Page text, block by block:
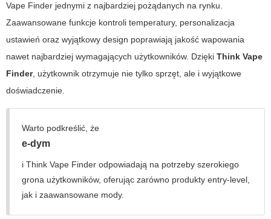
Vape Finder jednymi z najbardziej pożądanych na rynku.
Zaawansowane funkcje kontroli temperatury, personalizacja
ustawień oraz wyjątkowy design poprawiają jakość wapowania
nawet najbardziej wymagających użytkowników. Dzięki Think Vape
Finder, użytkownik otrzymuje nie tylko sprzęt, ale i wyjątkowe
doświadczenie.
Warto podkreślić, że
e-dym
i Think Vape Finder odpowiadają na potrzeby szerokiego
grona użytkowników, oferując zarówno produkty entry-level,
jak i zaawansowane mody.